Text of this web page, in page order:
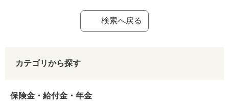
検索へ戻る
カテゴリから探す
保険金・給付金・年金